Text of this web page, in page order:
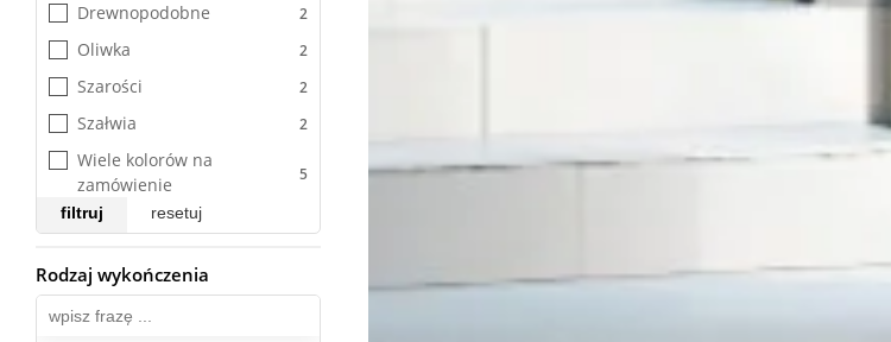
Drewnopodobne
Oliwka
Szarości
Szałwia
Wiele kolorów na
zamówienie
filtruj resetuj
Rodzaj wykończenia